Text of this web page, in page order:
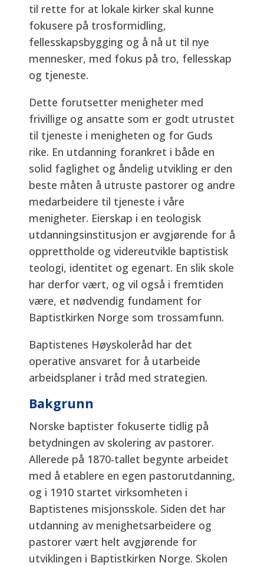
til rette for at lokale kirker skal kunne
fokusere på trosformidling,
fellesskapsbygging og å nå ut til nye
mennesker, med fokus på tro, fellesskap
og tjeneste.
Dette forutsetter menigheter med
frivillige og ansatte som er godt utrustet
til tjeneste i menigheten og for Guds
rike. En utdanning forankret i både en
solid faglighet og åndelig utvikling er den
beste måten å utruste pastorer og andre
medarbeidere til tjeneste i våre
menigheter. Eierskap i en teologisk
utdanningsinstitusjon er avgjørende for å
opprettholde og videreutvikle baptistisk
teologi, identitet og egenart. En slik skole
har derfor vært, og vil også i fremtiden
være, et nødvendig fundament for
Baptistkirken Norge som trossamfunn.
Baptistenes Høyskoleråd har det
operative ansvaret for å utarbeide
arbeidsplaner i tråd med strategien.
Bakgrunn
Norske baptister fokuserte tidlig på
betydningen av skolering av pastorer.
Allerede på 1870-tallet begynte arbeidet
med å etablere en egen pastorutdanning,
og i 1910 startet virksomheten i
Baptistenes misjonsskole. Siden det har
utdanning av menighetsarbeidere og
pastorer vært helt avgjørende for
utviklingen i Baptistkirken Norge. Skolen